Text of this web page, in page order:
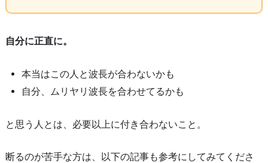
自分に正直に。
本当はこの人と波長が合わないかも
自分、ムリヤリ波長を合わせてるかも
と思う人とは、必要以上に付き合わないこと。
断るのが苦手な方は、以下の記事も参考にしてみてくださ